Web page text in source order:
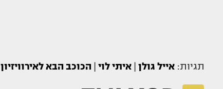
תגיות:אייל גולן איתי לוי הכוכב הבא לאירוויזיון